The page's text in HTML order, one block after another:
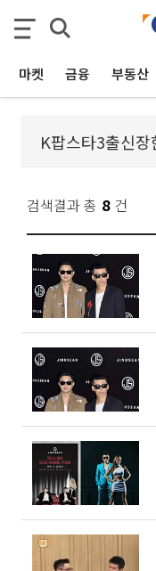
마켓 금융 부동산
검색결과 총 8 건